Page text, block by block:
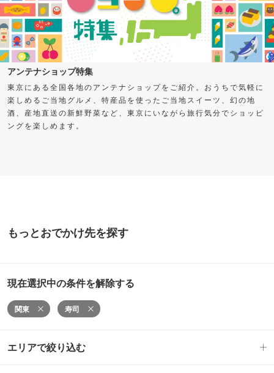
アンテナショップ特集
東京にある全国各地のアンテナショップをご紹介。おうちで気軽に
楽しめるご当地グルメ、特産品を使ったご当地スイーツ、幻の地
酒、産地直送の新鮮野菜など、東京にいながら旅行気分でショッピ
ングを楽しめます。
もっとおでかけ先を探す
現在選択中の条件を解除する
関東 寿司
エリアで絞り込む